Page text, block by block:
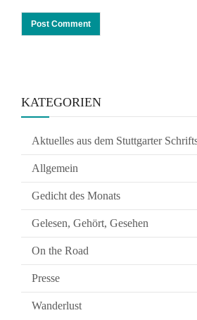
KATEGORIEN
Aktuelles aus dem Stuttgarter
Allgemein
Gedicht des Monats
Gelesen, Gehört, Gesehen
On the Road
Presse
Wanderlust